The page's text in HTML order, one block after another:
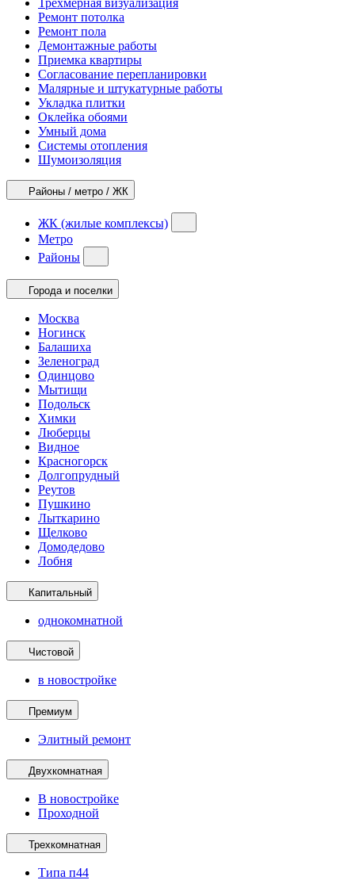
Трехмерная визуализация
Ремонт потолка
Ремонт пола
Демонтажные работы
Приемка квартиры
Согласование перепланировки
Малярные и штукатурные работы
Укладка плитки
Оклейка обоями
Умный дома
Системы отопления
Шумоизоляция
Районы / метро / ЖК
ЖК (жилые комплексы)
Метро
Районы
Города и поселки
Москва
Ногинск
Балашиха
Зеленоград
Одинцово
Мытищи
Подольск
Химки
Люберцы
Видное
Красногорск
Долгопрудный
Реутов
Пушкино
Лыткарино
Щелково
Домодедово
Лобня
Капитальный
однокомнатной
Чистовой
в новостройке
Премиум
Элитный ремонт
Двухкомнатная
В новостройке
Проходной
Трехкомнатная
Типа п44